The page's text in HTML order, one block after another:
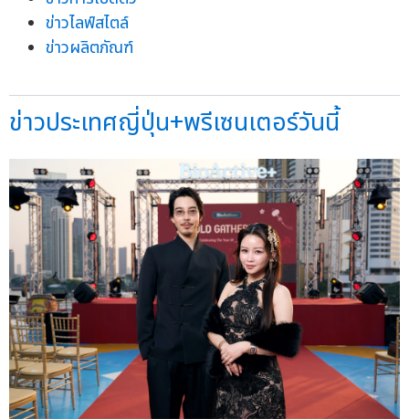
ข่าวไลฟ์สไตล์
ข่าวผลิตภัณฑ์
ข่าวประเทศญี่ปุ่น+พรีเซนเตอร์วันนี้